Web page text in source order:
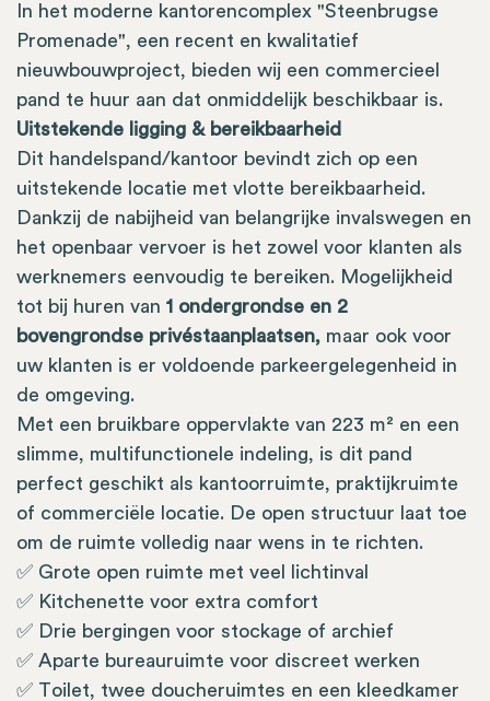
In het moderne kantorencomplex "Steenbrugse
Promenade", een recent en kwalitatief
nieuwbouwproject, bieden wij een commercieel
pand te huur aan dat onmiddelijk beschikbaar is.
Uitstekende ligging & bereikbaarheid
Dit handelspand/kantoor bevindt zich op een
uitstekende locatie met vlotte bereikbaarheid.
Dankzij de nabijheid van belangrijke invalswegen en
het openbaar vervoer is het zowel voor klanten als
werknemers eenvoudig te bereiken. Mogelijkheid
tot bij huren van 1 ondergrondse en 2
bovengrondse privéstaanplaatsen, maar ook voor
uw klanten is er voldoende parkeergelegenheid in
de omgeving.
Met een bruikbare oppervlakte van 223 m² en een
slimme, multifunctionele indeling, is dit pand
perfect geschikt als kantoorruimte, praktijkruimte
of commerciële locatie. De open structuur laat toe
om de ruimte volledig naar wens in te richten.
✅ Grote open ruimte met veel lichtinval
✅ Kitchenette voor extra comfort
✅ Drie bergingen voor stockage of archief
✅ Aparte bureauruimte voor discreet werken
✅ Toilet, twee doucheruimtes en een kleedkamer